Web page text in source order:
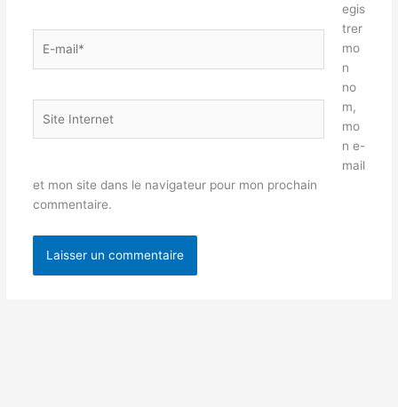
mail*
Internet
egis
trer
mo
n
no
m,
mo
n e-
mail
et mon site dans le navigateur pour mon prochain
commentaire.